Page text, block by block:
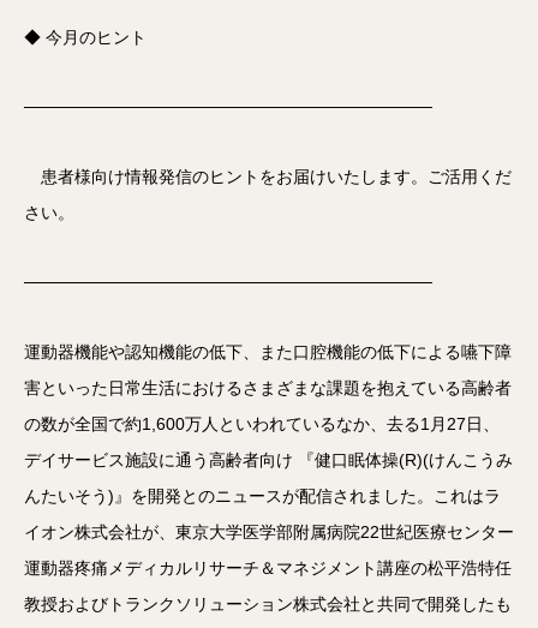
◆ 今月のヒント
──────────────────────────────────
患者様向け情報発信のヒントをお届けいたします。ご活用くだ
さい。
──────────────────────────────────
運動器機能や認知機能の低下、また口腔機能の低下による嚥下障
害といった日常生活におけるさまざまな課題を抱えている高齢者
の数が全国で約1,600万人といわれているなか、去る1月27日、
デイサービス施設に通う高齢者向け 『健口眠体操(R)(けんこうみ
んたいそう)』を開発とのニュースが配信されました。これはラ
イオン株式会社が、東京大学医学部附属病院22世紀医療センター
運動器疼痛メディカルリサーチ＆マネジメント講座の松平浩特任
教授およびトランクソリューション株式会社と共同で開発したも